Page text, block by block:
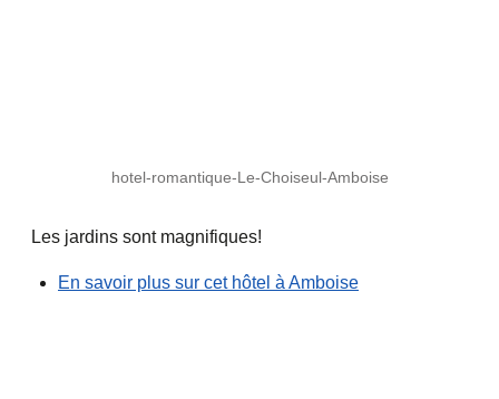
hotel-romantique-Le-Choiseul-Amboise
Les jardins sont magnifiques!
En savoir plus sur cet hôtel à Amboise